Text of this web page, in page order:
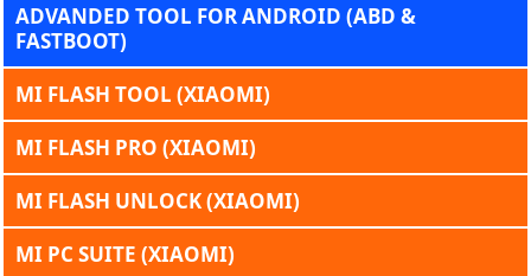
ADVANDED TOOL FOR ANDROID (ABD &
FASTBOOT)
MI FLASH TOOL (XIAOMI)
MI FLASH PRO (XIAOMI)
MI FLASH UNLOCK (XIAOMI)
MI PC SUITE (XIAOMI)